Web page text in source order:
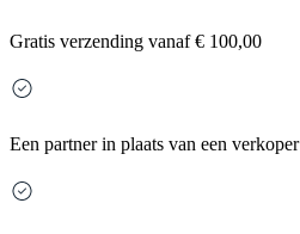
Gratis verzending vanaf € 100,00
Een partner in plaats van een verkoper